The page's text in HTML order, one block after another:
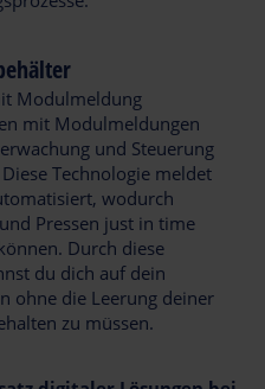
mit Modulmeldungen
und Steuerung
Technologie meldet
wodurch
Pressen just in time
Durch diese
du dich auf dein
ohne die Leerung deiner
zu müssen.